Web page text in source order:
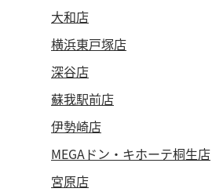
大和店
横浜東戸塚店
深谷店
蘇我駅前店
伊勢崎店
MEGAドン・キホーテ桐生店
宮原店